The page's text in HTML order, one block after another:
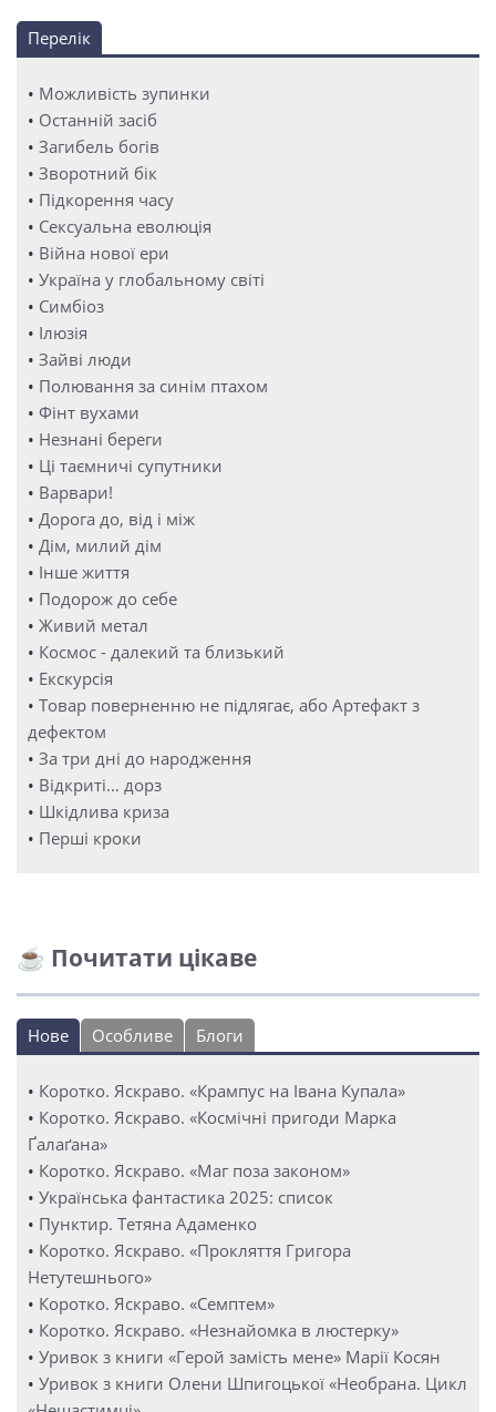
Перелік
• Можливість зупинки
• Останній засіб
• Загибель богів
• Зворотний бік
• Підкорення часу
• Сексуальна еволюція
• Війна нової ери
• Україна у глобальному світі
• Симбіоз
• Ілюзія
• Зайві люди
• Полювання за синім птахом
• Фінт вухами
• Незнані береги
• Ці таємничі супутники
• Варвари!
• Дорога до, від і між
• Дім, милий дім
• Інше життя
• Подорож до себе
• Живий метал
• Космос - далекий та близький
• Екскурсія
• Товар поверненню не підлягає, або Артефакт з
дефектом
• За три дні до народження
• Відкриті… дорз
• Шкідлива криза
• Перші кроки
☕ Почитати цікаве
Нове Особливе Блоги
• Коротко. Яскраво. «Крампус на Івана Купала»
• Коротко. Яскраво. «Космічні пригоди Марка
Ґалаґана»
• Коротко. Яскраво. «Маг поза законом»
• Українська фантастика 2025: список
• Пунктир. Тетяна Адаменко
• Коротко. Яскраво. «Прокляття Григора
Нетутешнього»
• Коротко. Яскраво. «Семптем»
• Коротко. Яскраво. «Незнайомка в люстерку»
• Уривок з книги «Герой замість мене» Марії Косян
• Уривок з книги Олени Шпигоцької «Необрана. Цикл